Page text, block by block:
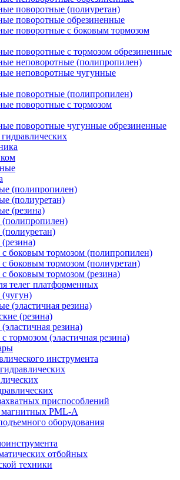
поворотные (полиуретан)
поворотные обрезиненные
поворотные с боковым тормозом
поворотные с тормозом обрезиненные
неповоротные (полипропилен)
неповоротные чугунные
поворотные (полипропилен)
поворотные с тормозом
поворотные чугунные обрезиненные
(полипропилен)
(полиуретан)
(резина)
(полипропилен)
c боковым тормозом (полипропилен)
боковым тормозом (полиуретан)
боковым тормозом (резина)
телег платформенных
(чугун)
(эластичная резина)
(резина)
резина)
тормозом (эластичная резина)
инструмента
приспособлений
магнитных PML-A
оборудования
отбойных
техники